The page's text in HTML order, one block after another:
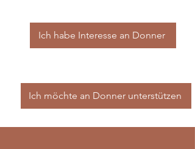
Ich habe Interesse an Donner
Ich möchte an Donner unterstützen